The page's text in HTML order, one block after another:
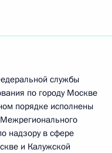
службы
по городу Москве
порядке исполнены
надзору в сфере
и Калужской